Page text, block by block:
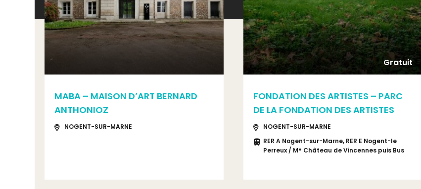
MABA – MAISON D’ART BERNARD
ANTHONIOZ
NOGENT-SUR-MARNE
Gratuit
FONDATION DES ARTISTES – PARC
DE LA FONDATION DES ARTISTES
NOGENT-SUR-MARNE
RER A Nogent-sur-Marne, RER E Nogent-le
Perreux / M° Château de Vincennes puis Bus